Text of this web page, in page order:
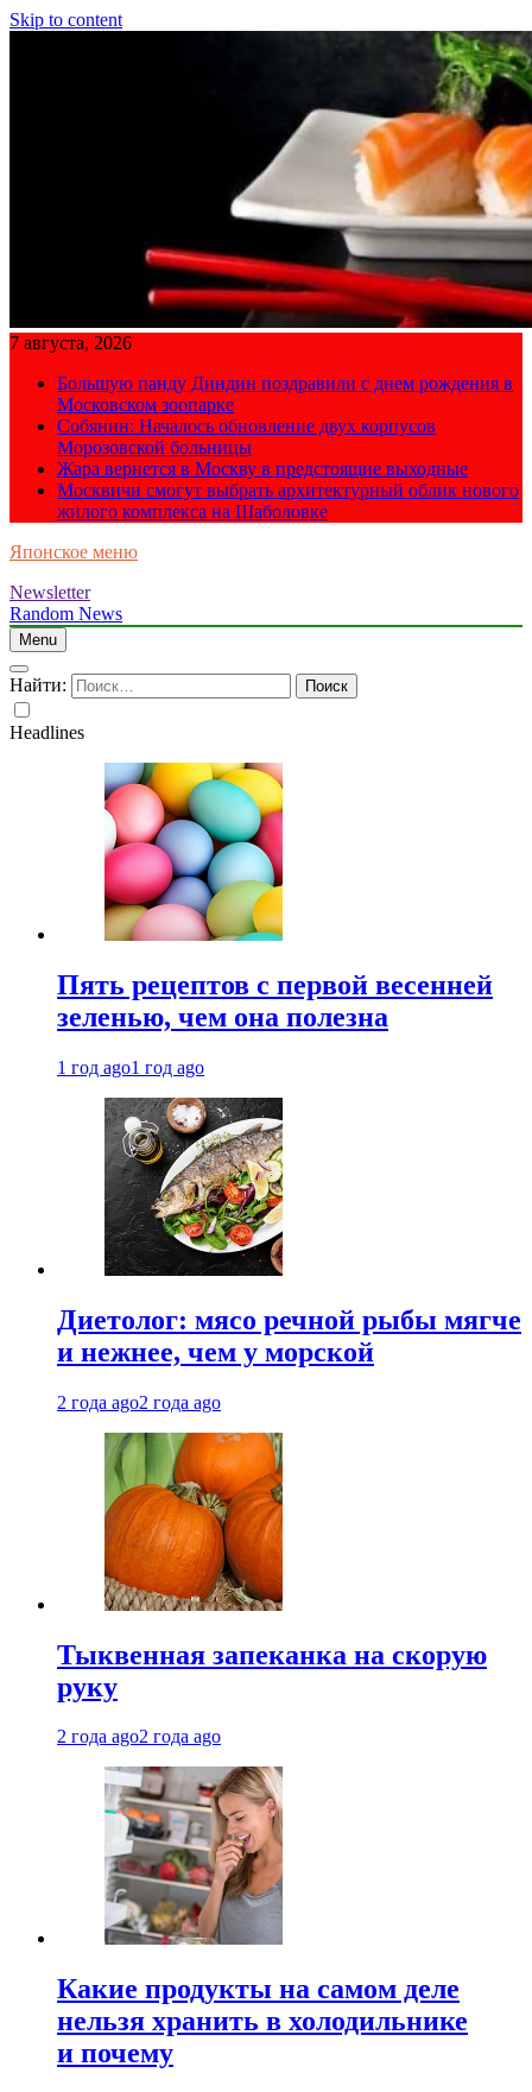
Skip to content
7 августа, 2026
Большую панду Диндин поздравили с днем рождения в
Московском зоопарке
Собянин: Началось обновление двух корпусов
Морозовской больницы
Жара вернется в Москву в предстоящие выходные
Москвичи смогут выбрать архитектурный облик нового
жилого комплекса на Шаболовке
Японское меню
Newsletter
Random News
Menu
Найти:
Headlines
Пять рецептов с первой весенней
зеленью, чем она полезна
1 год ago1 год ago
Диетолог: мясо речной рыбы мягче
и нежнее, чем у морской
2 года ago2 года ago
Тыквенная запеканка на скорую
руку
2 года ago2 года ago
Какие продукты на самом деле
нельзя хранить в холодильнике
и почему